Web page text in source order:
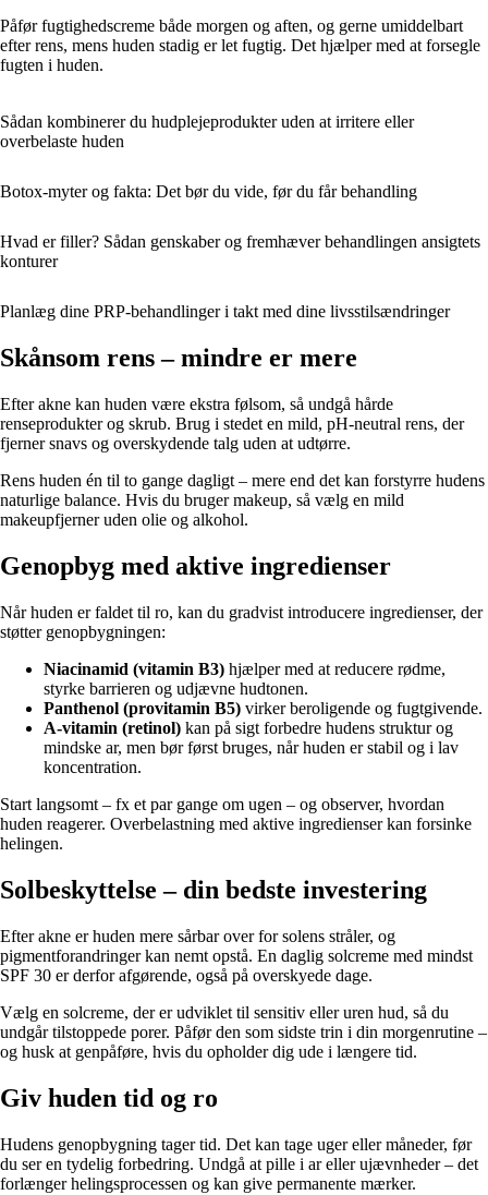
Påfør fugtighedscreme både morgen og aften, og gerne umiddelbart
efter rens, mens huden stadig er let fugtig. Det hjælper med at forsegle
fugten i huden.
Sådan kombinerer du hudplejeprodukter uden at irritere eller
overbelaste huden
Botox-myter og fakta: Det bør du vide, før du får behandling
Hvad er filler? Sådan genskaber og fremhæver behandlingen ansigtets
konturer
Planlæg dine PRP-behandlinger i takt med dine livsstilsændringer
Skånsom rens – mindre er mere
Efter akne kan huden være ekstra følsom, så undgå hårde
renseprodukter og skrub. Brug i stedet en mild, pH-neutral rens, der
fjerner snavs og overskydende talg uden at udtørre.
Rens huden én til to gange dagligt – mere end det kan forstyrre hudens
naturlige balance. Hvis du bruger makeup, så vælg en mild
makeupfjerner uden olie og alkohol.
Genopbyg med aktive ingredienser
Når huden er faldet til ro, kan du gradvist introducere ingredienser, der
støtter genopbygningen:
Niacinamid (vitamin B3) hjælper med at reducere rødme,
styrke barrieren og udjævne hudtonen.
Panthenol (provitamin B5) virker beroligende og fugtgivende.
A-vitamin (retinol) kan på sigt forbedre hudens struktur og
mindske ar, men bør først bruges, når huden er stabil og i lav
koncentration.
Start langsomt – fx et par gange om ugen – og observer, hvordan
huden reagerer. Overbelastning med aktive ingredienser kan forsinke
helingen.
Solbeskyttelse – din bedste investering
Efter akne er huden mere sårbar over for solens stråler, og
pigmentforandringer kan nemt opstå. En daglig solcreme med mindst
SPF 30 er derfor afgørende, også på overskyede dage.
Vælg en solcreme, der er udviklet til sensitiv eller uren hud, så du
undgår tilstoppede porer. Påfør den som sidste trin i din morgenrutine –
og husk at genpåføre, hvis du opholder dig ude i længere tid.
Giv huden tid og ro
Hudens genopbygning tager tid. Det kan tage uger eller måneder, før
du ser en tydelig forbedring. Undgå at pille i ar eller ujævnheder – det
forlænger helingsprocessen og kan give permanente mærker.